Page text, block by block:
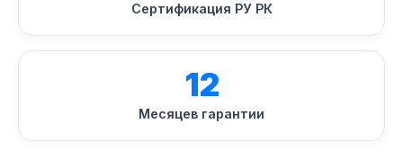
Сертификация РУ РК
12
Месяцев гарантии